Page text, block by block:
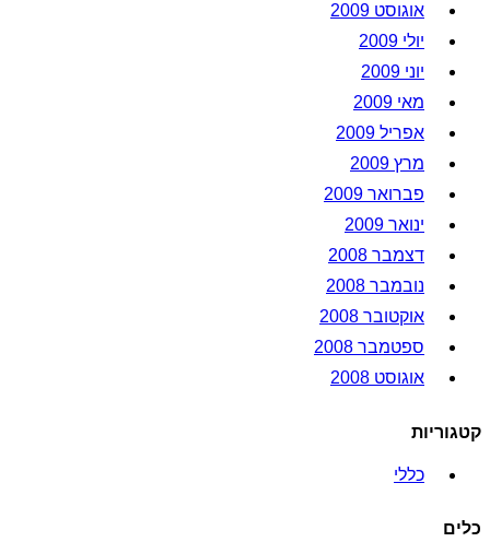
אוגוסט 2009
יולי 2009
יוני 2009
מאי 2009
אפריל 2009
מרץ 2009
פברואר 2009
ינואר 2009
דצמבר 2008
נובמבר 2008
אוקטובר 2008
ספטמבר 2008
אוגוסט 2008
קטגוריות
כללי
כלים